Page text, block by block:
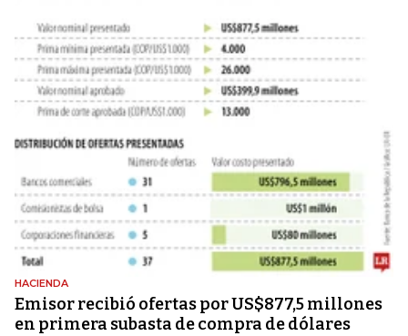
HACIENDA
Emisor recibió ofertas por US$877,5 millones
en primera subasta de compra de dólares